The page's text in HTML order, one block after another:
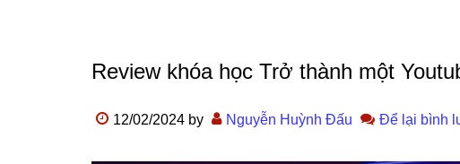
Review khóa học Trở thành một
12/02/2024 by Nguyễn Huỳnh Đấu Để lại bình